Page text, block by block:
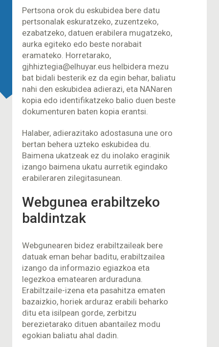
Pertsona orok du eskubidea bere datu
pertsonalak eskuratzeko, zuzentzeko,
ezabatzeko, datuen erabilera mugatzeko,
aurka egiteko edo beste norabait
eramateko. Horretarako,
gjhhiztegia@elhuyar.eus helbidera mezu
bat bidali besterik ez da egin behar, baliatu
nahi den eskubidea adierazi, eta NANaren
kopia edo identifikatzeko balio duen beste
dokumenturen baten kopia erantsi.
Halaber, adierazitako adostasuna une oro
bertan behera uzteko eskubidea du.
Baimena ukatzeak ez du inolako eraginik
izango baimena ukatu aurretik egindako
erabileraren zilegitasunean.
Webgunea erabiltzeko
baldintzak
Webgunearen bidez erabiltzaileak bere
datuak eman behar baditu, erabiltzailea
izango da informazio egiazkoa eta
legezkoa ematearen arduraduna.
Erabiltzaile-izena eta pasahitza ematen
bazaizkio, horiek arduraz erabili beharko
ditu eta isilpean gorde, zerbitzu
berezietarako dituen abantailez modu
egokian baliatu ahal dadin.